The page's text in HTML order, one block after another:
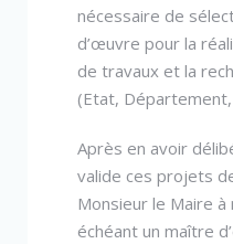
nécessaire de
d’œuvre pour la
de travaux et la
(Etat, Département,
Après en avoir
valide ces projets
Monsieur le Maire à
échéant un maître